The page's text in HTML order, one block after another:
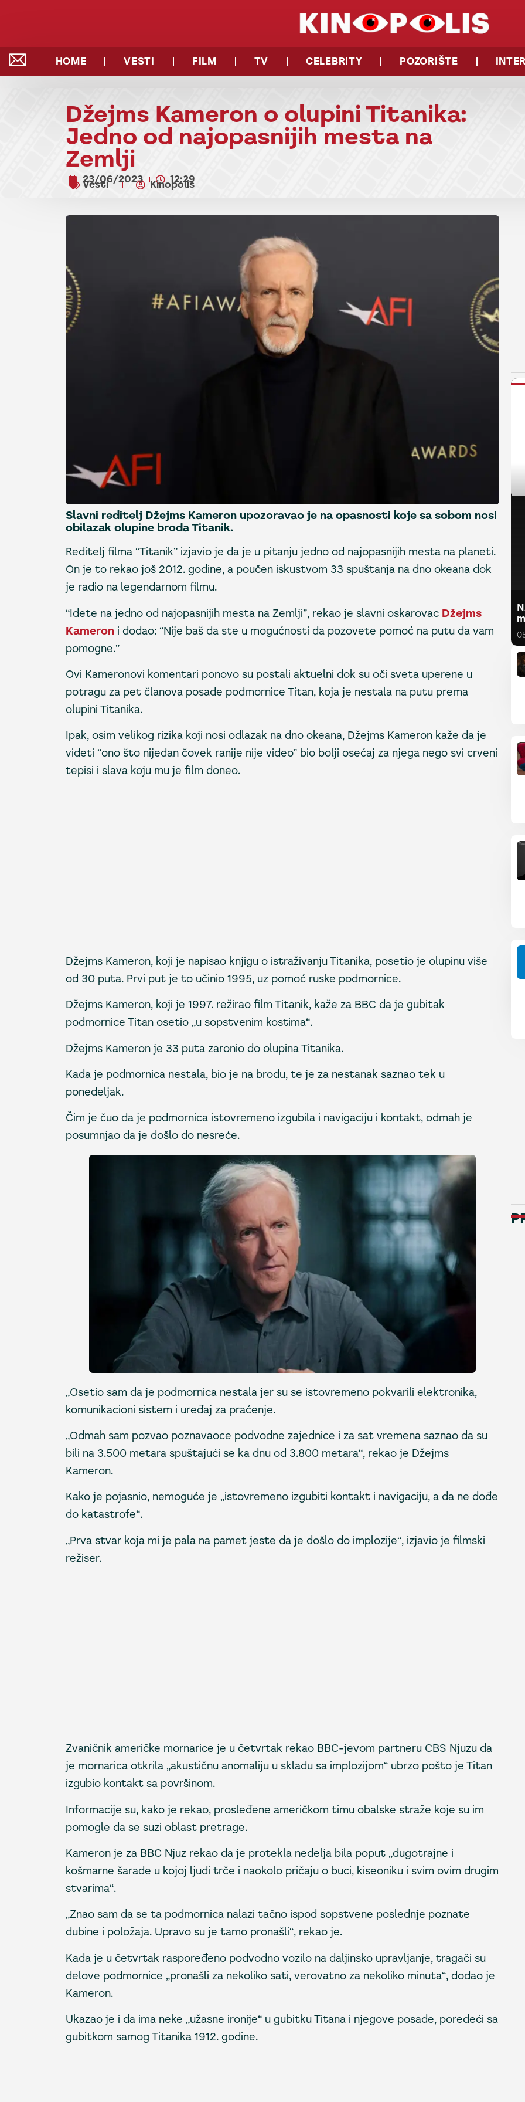
HOME VESTI FILM TV CELEBRITY POZORIŠTE
Džejms Kameron o olupini Titanika:
Jedno od najopasnijih mesta na
Zemlji
23/06/2023 12:29
Vesti Kinopolis
Slavni reditelj Džejms Kameron upozoravao je na opasnosti koje sa sobom nosi
obilazak olupine broda Titanik.
Reditelj filma “Titanik” izjavio je da je u pitanju jedno od najopasnijih mesta na planeti.
On je to rekao još 2012. godine, a poučen iskustvom 33 spuštanja na dno okeana dok
je radio na legendarnom filmu.
“Idete na jedno od najopasnijih mesta na Zemlji”, rekao je slavni oskarovac Džejms
Kameron i dodao: “Nije baš da ste u mogućnosti da pozovete pomoć na putu da vam
pomogne.”
Ovi Kameronovi komentari ponovo su postali aktuelni dok su oči sveta uperene u
potragu za pet članova posade podmornice Titan, koja je nestala na putu prema
olupini Titanika.
Ipak, osim velikog rizika koji nosi odlazak na dno okeana, Džejms Kameron kaže da je
videti “ono što nijedan čovek ranije nije video” bio bolji osećaj za njega nego svi crveni
tepisi i slava koju mu je film doneo.
Džejms Kameron, koji je napisao knjigu o istraživanju Titanika, posetio je olupinu više
od 30 puta. Prvi put je to učinio 1995, uz pomoć ruske podmornice.
Džejms Kameron, koji je 1997. režirao film Titanik, kaže za BBC da je gubitak
podmornice Titan osetio „u sopstvenim kostima“.
Džejms Kameron je 33 puta zaronio do olupina Titanika.
Kada je podmornica nestala, bio je na brodu, te je za nestanak saznao tek u
ponedeljak.
Čim je čuo da je podmornica istovremeno izgubila i navigaciju i kontakt, odmah je
posumnjao da je došlo do nesreće.
„Osetio sam da je podmornica nestala jer su se istovremeno pokvarili elektronika,
komunikacioni sistem i uređaj za praćenje.
„Odmah sam pozvao poznavaoce podvodne zajednice i za sat vremena saznao da su
bili na 3.500 metara spuštajući se ka dnu od 3.800 metara“, rekao je Džejms
Kameron.
Kako je pojasnio, nemoguće je „istovremeno izgubiti kontakt i navigaciju, a da ne dođe
do katastrofe“.
„Prva stvar koja mi je pala na pamet jeste da je došlo do implozije“, izjavio je filmski
režiser.
Zvaničnik američke mornarice je u četvrtak rekao BBC-jevom partneru CBS Njuzu da
je mornarica otkrila „akustičnu anomaliju u skladu sa implozijom“ ubrzo pošto je Titan
izgubio kontakt sa površinom.
Informacije su, kako je rekao, prosleđene američkom timu obalske straže koje su im
pomogle da se suzi oblast pretrage.
Kameron je za BBC Njuz rekao da je protekla nedelja bila poput „dugotrajne i
košmarne šarade u kojoj ljudi trče i naokolo pričaju o buci, kiseoniku i svim ovim drugim
stvarima“.
„Znao sam da se ta podmornica nalazi tačno ispod sopstvene poslednje poznate
dubine i položaja. Upravo su je tamo pronašli“, rekao je.
Kada je u četvrtak raspoređeno podvodno vozilo na daljinsko upravljanje, tragači su
delove podmornice „pronašli za nekoliko sati, verovatno za nekoliko minuta“, dodao je
Kameron.
Ukazao je i da ima neke „užasne ironije“ u gubitku Titana i njegove posade, poredeći sa
gubitkom samog Titanika 1912. godine.